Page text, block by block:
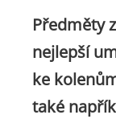
Předměty
nejlepší
ke
také